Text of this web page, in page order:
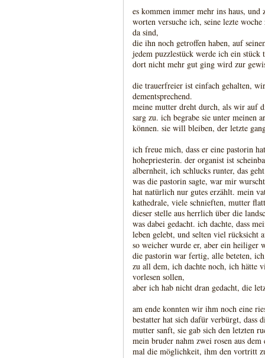
es kommen immer mehr ins haus, und
worten versuche ich, seine lezte
da sind,
die ihn noch getroffen haben, auf
jedem puzzlestück werde ich ein stück
dort nicht mehr gut ging wird zur
die trauerfreier ist einfach gehalten,
dementsprechend.
meine mutter dreht durch, als wir auf
sarg zu. ich begrabe sie unter meinen
können. sie will bleiben, der letzte
ich freue mich, dass er eine pastorin
hohepriesterin. der organist ist
albernheit, ich schlucks runter, das
was die pastorin sagte, war mir
hat natürlich nur gutes erzählt. mein
kathedrale, viele schnieften, mutter
dieser stelle aus herrlich über die
was dabei gedacht. ich dachte, dass
leben gelebt, und selten viel rücksicht
so weicher wurde er, aber ein
die pastorin war fertig, alle beteten,
zu all dem, ich dachte noch, ich hätte
vorlesen sollen,
aber ich hab nicht dran gedacht, die
am ende konnten wir ihm noch eine
bestatter hat sich dafür verbürgt, dass
mutter sanft, sie gab sich den letzten
mein bruder nahm zwei rosen aus
mal die möglichkeit, ihm den vortritt